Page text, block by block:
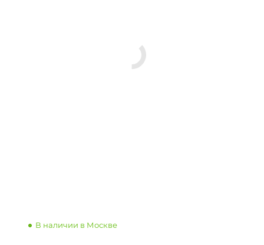
В наличии в Москве